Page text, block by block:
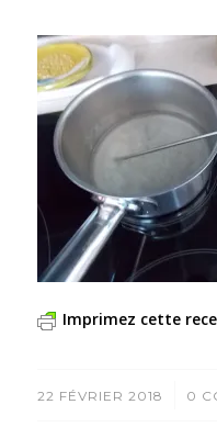
Imprimez cette
22 FÉVRIER 2018
/ 0